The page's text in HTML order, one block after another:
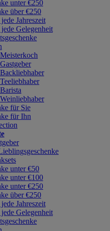
unter €250
über €250
Jahreszeit
Gelegenheit
für Sie
für Ihn
unter €50
unter €100
unter €250
über €250
Jahreszeit
Gelegenheit